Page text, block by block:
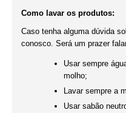
Como lavar os produtos:
Caso tenha alguma dúvida
conosco. Será um prazer
Usar sempre
molho;
Lavar sempre a
Usar sabão